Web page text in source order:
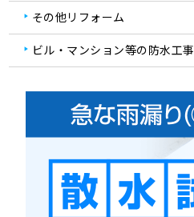
その他リフォーム
ビル・マンション等の防水工事